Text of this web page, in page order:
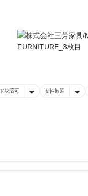
決済可 女性歓迎